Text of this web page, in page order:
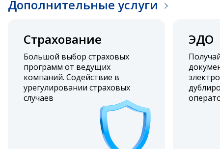
Дополнительные услуги
Страхование
Большой выбор страховых
программ от ведущих
компаний. Содействие в
урегулировании страховых
случаев
ЭДО